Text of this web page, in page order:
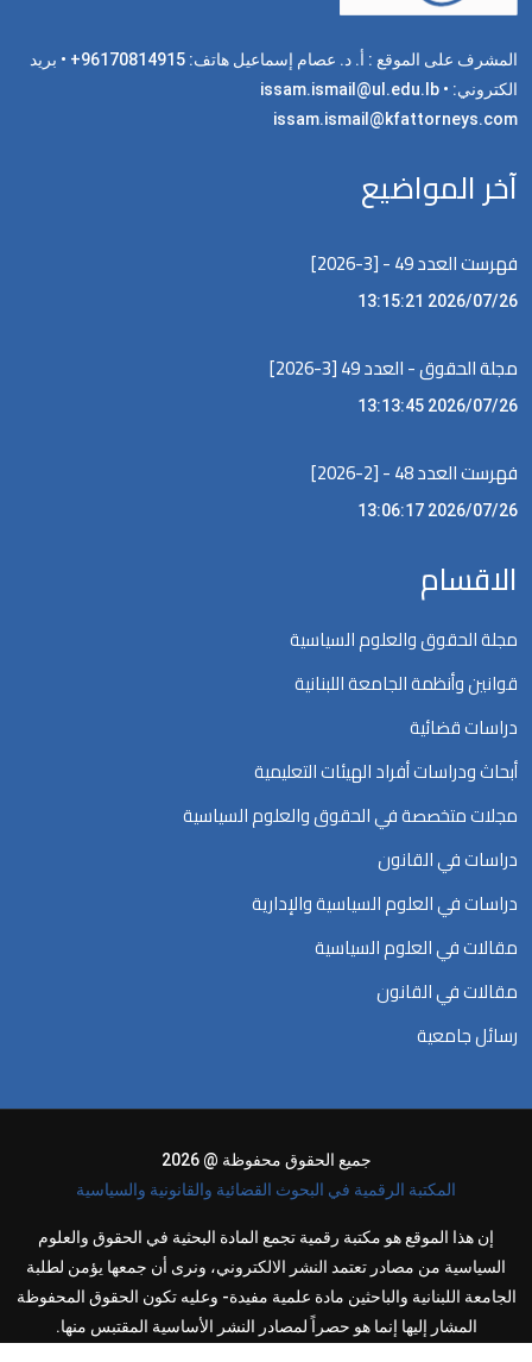
المشرف على الموقع : أ. د. عصام إسماعيل هاتف: 96170814915+ • بريد
الكتروني: issam.ismail@ul.edu.lb •
issam.ismail@kfattorneys.com
آخر المواضيع
فهرست العدد 49 - [3-2026]
2026/07/26 13:15:21
مجلة الحقوق - العدد 49 [3-2026]
2026/07/26 13:13:45
فهرست العدد 48 - [2-2026]
2026/07/26 13:06:17
الاقسام
مجلة الحقوق والعلوم السياسية
قوانين وأنظمة الجامعة اللبنانية
دراسات قضائية
أبحاث ودراسات أفراد الهيئات التعليمية
مجلات متخصصة في الحقوق والعلوم السياسية
دراسات في القانون
دراسات في العلوم السياسية والإدارية
مقالات في العلوم السياسية
مقالات في القانون
رسائل جامعية
جميع الحقوق محفوظة @ 2026
المكتبة الرقمية في البحوث القضائية والقانونية والسياسية
إن هذا الموقع هو مكتبة رقمية تجمع المادة البحثية في الحقوق والعلوم
السياسية من مصادر تعتمد النشر الالكتروني، ونرى أن جمعها يؤمن لطلبة
الجامعة اللبنانية والباحثين مادة علمية مفيدة- وعليه تكون الحقوق المحفوظة
المشار إليها إنما هو حصراً لمصادر النشر الأساسية المقتبس منها.